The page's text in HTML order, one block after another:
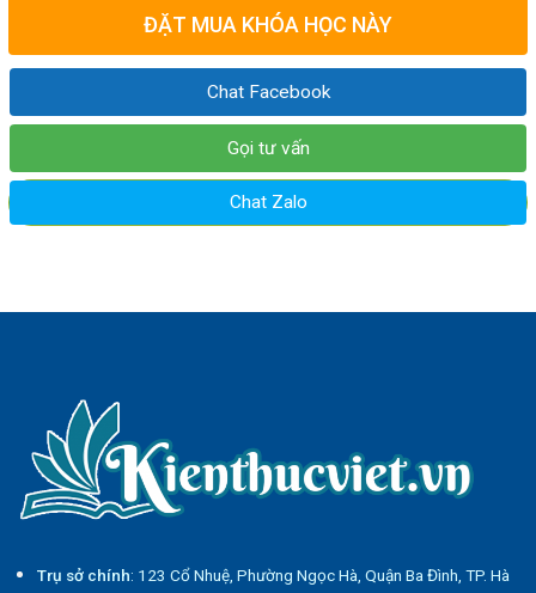
ĐẶT MUA KHÓA HỌC NÀY
Chat Facebook
Gọi tư vấn
Chat Zalo
Trụ sở chính: 123 Cổ Nhuệ, Phường Ngọc Hà, Quận Ba Đình, TP. Hà